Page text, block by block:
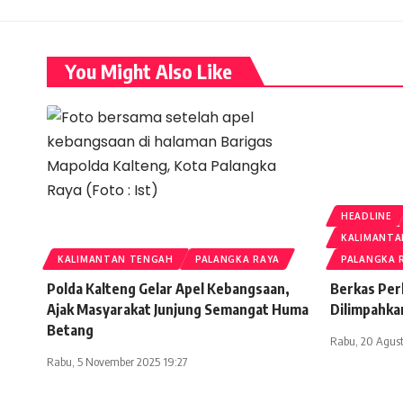
You Might Also Like
KALIMANTAN TENGAH PALANGKA RAYA
Polda Kalteng Gelar Apel Kebangsaan,
Ajak Masyarakat Junjung Semangat Huma
Betang
Rabu, 5 November 2025 19:27
HEADLINE
PALANGKA
Berkas
Rabu, 20